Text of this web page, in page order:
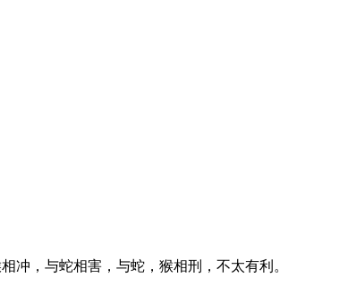
冲，与蛇相害，与蛇，猴相刑，不太有利。